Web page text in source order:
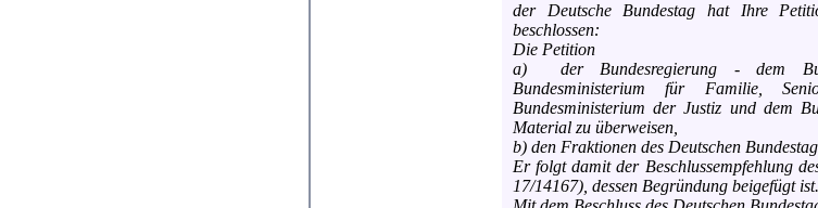
der Deutsche Bundestag hat Ihre
beschlossen:
Die Petition
a) der Bundesregierung - dem
Bundesministerium für Familie,
Bundesministerium der Justiz und dem
Material zu überweisen,
b) den Fraktionen des Deutschen
Er folgt damit der Beschlussempfehlung
17/14167), dessen Begründung beigefügt ist.